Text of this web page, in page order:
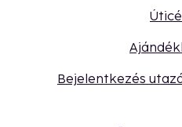
Bejelentkezés